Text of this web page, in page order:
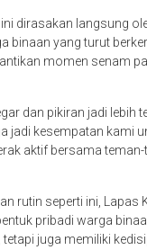
dirasakan langsung
binaan yang turut
momen senam
dan pikiran jadi lebih
jadi kesempatan kami
aktif bersama teman-
rutin seperti ini, Lapas
pribadi warga
juga memiliki